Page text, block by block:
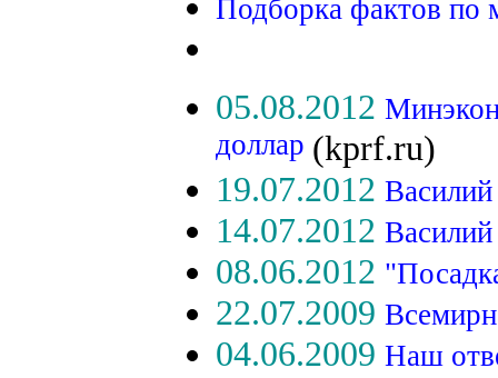
Подборка фактов по
05.08.2012
доллар (kprf.ru)
19.07.2012
14.07.2012
08.06.2012
22.07.2009
04.06.2009 Наш